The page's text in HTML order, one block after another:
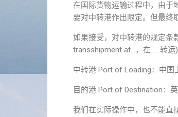
在国际货物运输过程中，由于
要对中转港作出限定。但最终
如果接受，对中转港的规定条
transshipment at…，在……转运
中转港 Port of Loading：中国
目的港 Port of Destination：
我们在实际操作中，也不能直